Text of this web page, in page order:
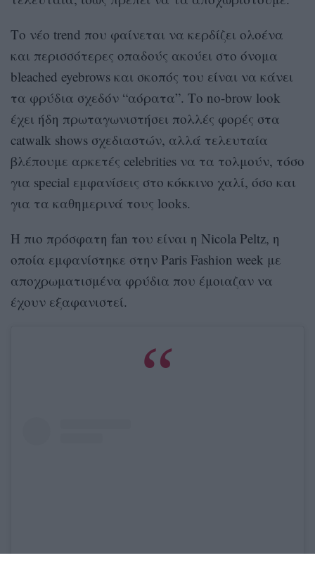
Το νέο trend που φαίνεται να κερδίζει ολοένα
και περισσότερες οπαδούς ακούει στο όνομα
bleached eyebrows και σκοπός του είναι να κάνει
τα φρύδια σχεδόν “αόρατα”. Το no-brow look
έχει ήδη πρωταγωνιστήσει πολλές φορές στα
catwalk shows σχεδιαστών, αλλά τελευταία
βλέπουμε αρκετές celebrities να τα τολμούν, τόσο
για special εμφανίσεις στο κόκκινο χαλί, όσο και
για τα καθημερινά τους looks.
Η πιο πρόσφατη fan του είναι η Nicola Peltz, η
οποία εμφανίστηκε στην Paris Fashion week με
αποχρωματισμένα φρύδια που έμοιαζαν να
έχουν εξαφανιστεί.